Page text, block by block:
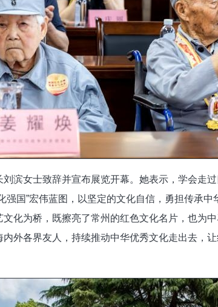
滨女士致辞并宣布展览开幕。她表示，学会走
强国”宏伟蓝图，以坚定的文化自信，勇担传承
文化为桥，既擦亮了常州的红色文化名片，也为
外各界友人，持续推动中华优秀文化走出去，